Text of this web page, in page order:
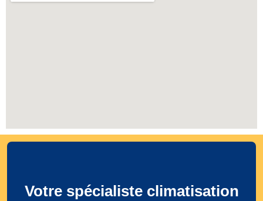
Votre spécialiste climatisation